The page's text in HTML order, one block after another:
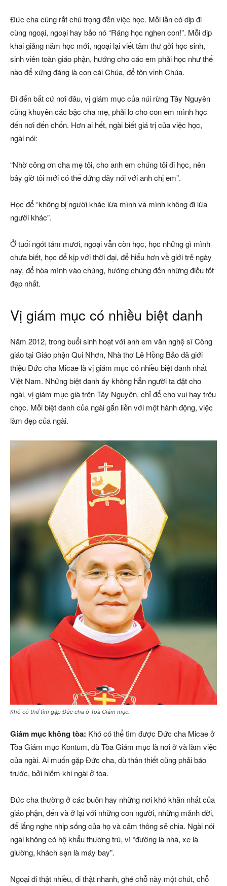
Đức cha cũng rất chú trọng đến việc học. Mỗi lần có dịp đi
cùng ngoại, ngoại hay bảo nó “Ráng học nghen con!”. Mỗi dịp
khai giảng năm học mới, ngoại lại viết tâm thư gởi học sinh,
sinh viên toàn giáo phận, hướng cho các em phải học như thế
nào để xứng đáng là con cái Chúa, để tôn vinh Chúa.
Đi đến bất cứ nơi đâu, vị giám mục của núi rừng Tây Nguyên
cũng khuyên các bậc cha mẹ, phải lo cho con em mình học
đến nơi đến chốn. Hơn ai hết, ngài biết giá trị của việc học,
ngài nói:
“Nhờ công ơn cha mẹ tôi, cho anh em chúng tôi đi học, nên
bây giờ tôi mới có thể đứng đây nói với anh chị em”.
Học để “không bị người khác lừa mình và mình không đi lừa
người khác”.
Ở tuổi ngót tám mươi, ngoại vẫn còn học, học những gì mình
chưa biết, học để kịp với thời đại, để hiểu hơn về giới trẻ ngày
nay, để hòa mình vào chúng, hướng chúng đến những điều tốt
đẹp nhất.
Vị giám mục có nhiều biệt danh
Năm 2012, trong buổi sinh hoạt với anh em văn nghệ sĩ Công
giáo tại Giáo phận Qui Nhơn, Nhà thơ Lê Hồng Bảo đã giới
thiệu Đức cha Micae là vị giám mục có nhiều biệt danh nhất
Việt Nam. Những biệt danh ấy không hẳn người ta đặt cho
ngài, vị giám mục già trên Tây Nguyên, chỉ để cho vui hay trêu
chọc. Mỗi biệt danh của ngài gắn liền với một hành động, việc
làm đẹp của ngài.
Khó có thể tìm gặp Đức cha ở Toà Giám mục.
Giám mục không tòa: Khó có thể tìm được Đức cha Micae ở
Tòa Giám mục Kontum, dù Tòa Giám mục là nơi ở và làm việc
của ngài. Ai muốn gặp Đức cha, dù thân thiết cũng phải báo
trước, bởi hiếm khi ngài ở tòa.
Đức cha thường ở các buôn hay những nơi khó khăn nhất của
giáo phận, đến và ở lại với những con người, những mảnh đời,
để lắng nghe nhịp sống của họ và cảm thông sẻ chia. Ngài nói
ngài không có hộ khẩu thường trú, vì “đường là nhà, xe là
giường, khách sạn là máy bay”.
Ngoại đi thật nhiều, đi thật nhanh, ghé chỗ này một chút, chỗ